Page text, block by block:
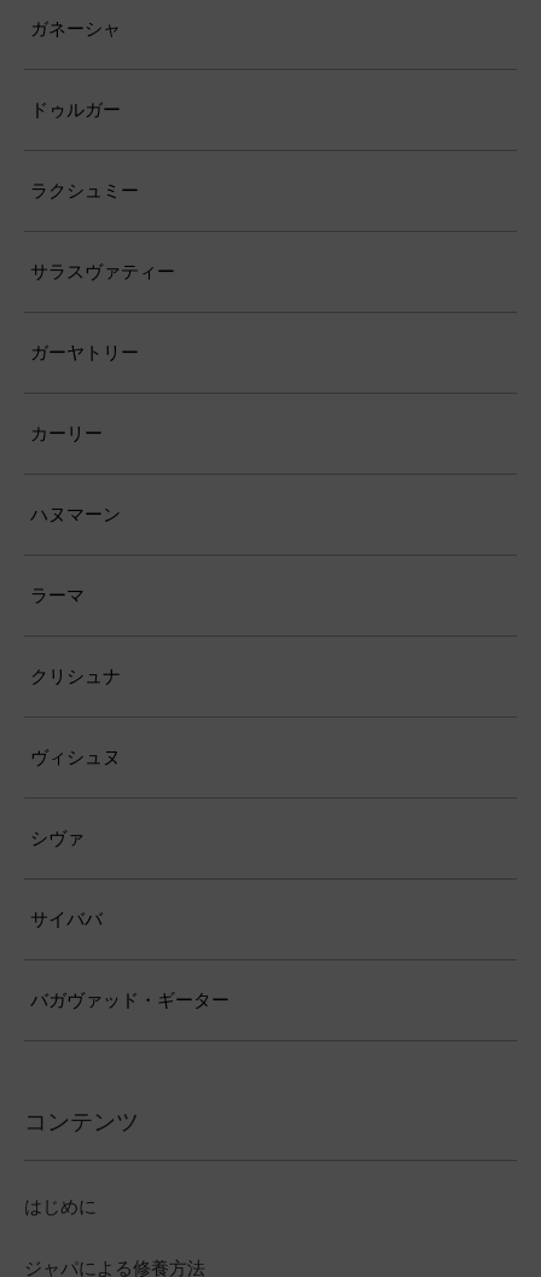
ガネーシャ
ドゥルガー
ラクシュミー
サラスヴァティー
ガーヤトリー
カーリー
ハヌマーン
ラーマ
クリシュナ
ヴィシュヌ
シヴァ
サイババ
バガヴァッド・ギーター
コンテンツ
はじめに
ジャパによる修養方法